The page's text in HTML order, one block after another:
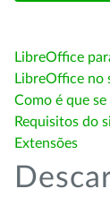
LibreOffice
LibreOffice no
Como é que
Requisitos do
Extensões